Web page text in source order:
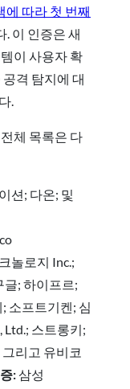
에 따라 첫 번째
. 이 인증은 새
이 사용자 확
격 탐지에 대
.
체 목록은 다
션; 다온; 및
놀로지 Inc.;
글; 하이프르;
소프트기켄; 심
Ltd.; 스트롱키;
리고 유비코
:삼성